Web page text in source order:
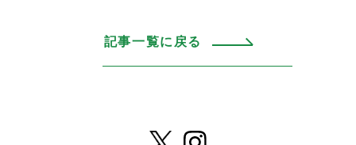
記事一覧に戻る